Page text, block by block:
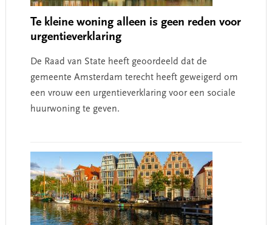
Te kleine woning alleen is geen reden voor
urgentieverklaring
De Raad van State heeft geoordeeld dat de
gemeente Amsterdam terecht heeft geweigerd om
een vrouw een urgentieverklaring voor een sociale
huurwoning te geven.